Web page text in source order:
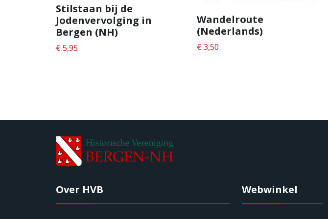
Stilstaan bij de
Jodenvervolging in
Bergen (NH)
€ 5,95
Wandelroute
(Nederlands)
€ 3,50
Over HVB Webwinkel